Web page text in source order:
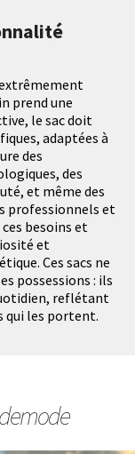
prend une
le sac doit
adaptées à
des
des
et même des
professionnels et
besoins et
et
Ces sacs ne
possessions : ils
reflétant
qui les portent.